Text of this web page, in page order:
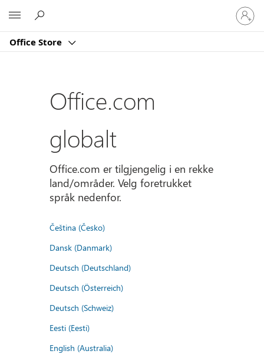
Office Store
Logg
på
kontoen
Office.com
globalt
Office.com er tilgjengelig i en rekke
land/områder. Velg foretrukket
språk nedenfor.
Čeština (Česko)
Dansk (Danmark)
Deutsch (Deutschland)
Deutsch (Österreich)
Deutsch (Schweiz)
Eesti (Eesti)
English (Australia)